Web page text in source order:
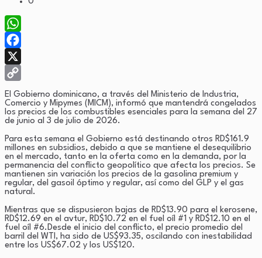
WhatsApp
Facebook
X
Copy
Link
El Gobierno dominicano, a través del Ministerio de Industria,
Comercio y Mipymes (MICM), informó que mantendrá congelados
los precios de los combustibles esenciales para la semana del 27
de junio al 3 de julio de 2026.
Para esta semana el Gobierno está destinando otros RD$161.9
millones en subsidios, debido a que se mantiene el desequilibrio
en el mercado, tanto en la oferta como en la demanda, por la
permanencia del conflicto geopolítico que afecta los precios. Se
mantienen sin variación los precios de la gasolina premium y
regular, del gasoil óptimo y regular, así como del GLP y el gas
natural.
Mientras que se dispusieron bajas de RD$13.90 para el kerosene,
RD$12.69 en el avtur, RD$10.72 en el fuel oíl #1 y RD$12.10 en el
fuel oíl #6.Desde el inicio del conflicto, el precio promedio del
barril del WTI, ha sido de US$93.35, oscilando con inestabilidad
entre los US$67.02 y los US$120.